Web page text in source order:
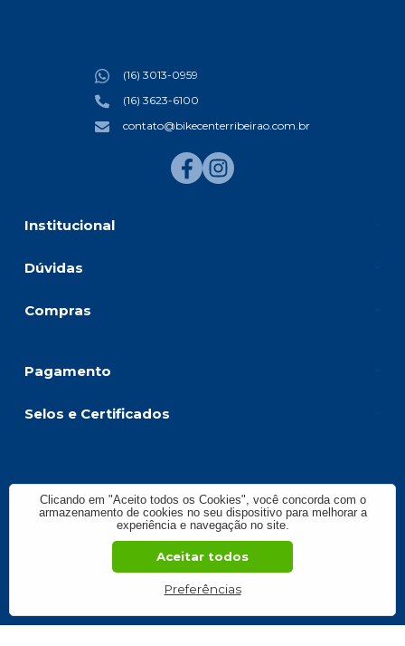
Institucional
Dúvidas
Compras
(16) 3013-0959
(16) 3623-6100
contato@bikecenterribeirao.com.br
Pagamento
Selos e Certificados
BIKE CENTER RIBEIRAO COMERCIO DE BICICLETAS LTD, Avenida
Presidente Vargas - 1083 - Jardim América - 14020-260 - Ribeirão Preto -
SP
CNPJ: 59.299.958/0001-78 | © Todos os direitos reservados - Bike Center
Ribeirão - 2026
Clicando em "Aceito todos os Cookies", você concorda com o
armazenamento de cookies no seu dispositivo para melhorar a
experiência e navegação no site.
Preferências
Aceitar todos